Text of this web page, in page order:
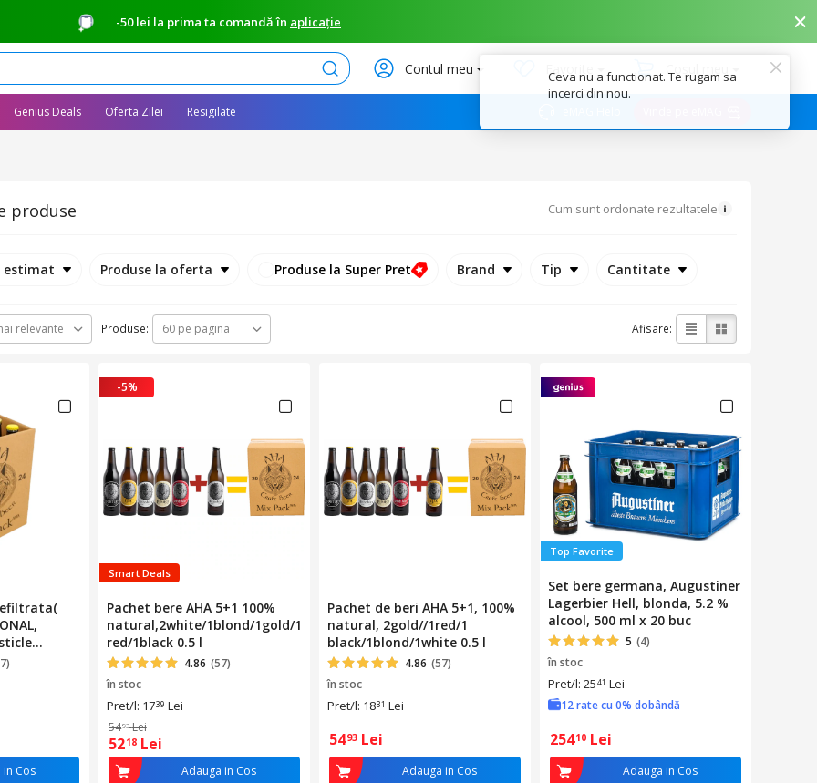
-50 lei la prima ta comandă în aplicație
Caută Contul meu Favorite Coșul meu
Genius Deals Oferta Zilei Resigilate
produse Cum sunt ordonate rezultatele
estimat Produse la oferta Produse la Super Pret Brand Tip Cantitate
relevante Produse: 60 pe pagina Afisare:
6 sticle,
in Cos
-5%
Smart Deals
Pachet bere AHA 5+1 100%
natural,2white/1blond/1gold/1
red/1black 0.5 l
4.86 (57)
în stoc
Pret/l: 1739 Lei
5493 Lei
5218 Lei
Adauga in Cos
Pachet de beri AHA 5+1, 100%
natural, 2gold//1red/1
black/1blond/1white 0.5 l
4.86 (57)
în stoc
Pret/l: 1831 Lei
5493 Lei
Adauga in Cos
Top Favorite
Set bere germana, Augustiner
Lagerbier Hell, blonda, 5.2 %
alcool, 500 ml x 20 buc
5 (4)
în stoc
Pret/l: 2541 Lei
12 rate cu 0% dobândă
25410 Lei
Adauga in Cos